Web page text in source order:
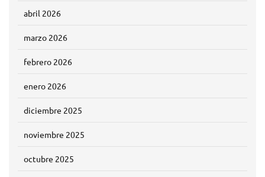
abril 2026
marzo 2026
febrero 2026
enero 2026
diciembre 2025
noviembre 2025
octubre 2025